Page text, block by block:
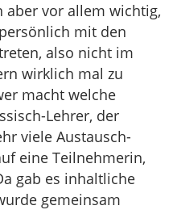
aber vor allem wichtig,
mit den
also nicht im
wirklich mal zu
macht welche
Lehrer, der
viele Austausch-
eine Teilnehmerin,
gab es inhaltliche
gemeinsam